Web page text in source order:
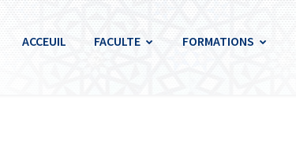
ACCEUIL FACULTE FORMATIONS